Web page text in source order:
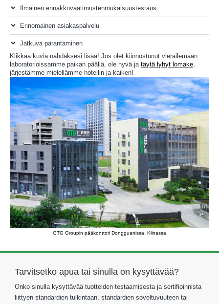
Ilmainen ennakkovaatimustenmukaisuustestaus
Erinomainen asiakaspalvelu
Jatkuva parantaminen
Klikkaa kuvia nähdäksesi lisää! Jos olet kiinnostunut vierailemaan
laboratorioissamme paikan päällä, ole hyvä ja täytä lyhyt lomake,
järjestämme mielellämme hotellin ja kaiken!
GTG Groupin pääkonttori Dongguanissa, Kiinassa
Tarvitsetko apua tai sinulla on kysyttävää?
Onko sinulla kysyttävää tuotteiden testaamisesta ja sertifioinnista
liittyen standardien tulkintaan, standardien soveltuvuuteen tai